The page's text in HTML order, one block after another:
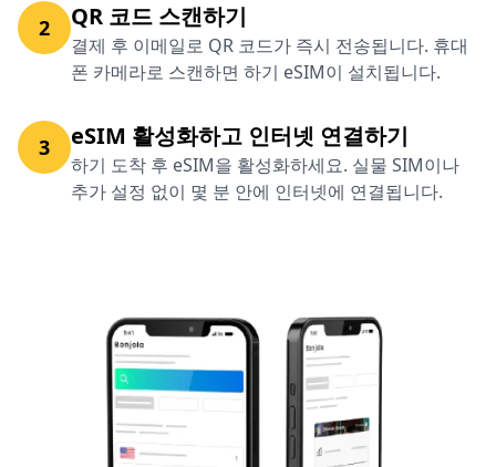
2 QR 코드 스캔하기
결제 후 이메일로 QR 코드가 즉시 전송됩니다. 휴대
폰 카메라로 스캔하면 하기 eSIM이 설치됩니다.
3 eSIM 활성화하고 인터넷 연결하기
하기 도착 후 eSIM을 활성화하세요. 실물 SIM이나
추가 설정 없이 몇 분 안에 인터넷에 연결됩니다.